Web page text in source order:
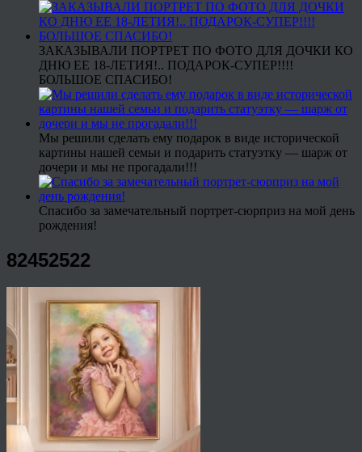
ЗАКАЗЫВАЛИ ПОРТРЕТ ПО ФОТО ДЛЯ ДОЧКИ КО
ДНЮ ЕЕ 18-ЛЕТИЯ!.. ПОДАРОК-СУПЕР!!!!
БОЛЬШОЕ СПАСИБО!
Мы решили сделать ему подарок в виде исторической
картины нашей семьи и подарить статуэтку — шарж от
дочери и мы не прогадали!!!
Спасибо за замечательный портрет-сюрприз на мой день
рождения!
82452522